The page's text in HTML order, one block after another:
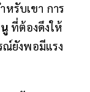
หรับเขา การ
ที่ต้องดึงให้
ณ์ยังพอมีแรง